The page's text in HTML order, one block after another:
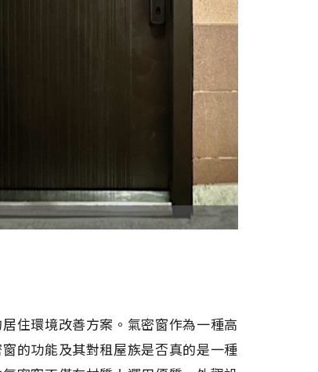
住環境改善方案。氣密窗作為一種高
的功能及其對租屋族是否真的是一種